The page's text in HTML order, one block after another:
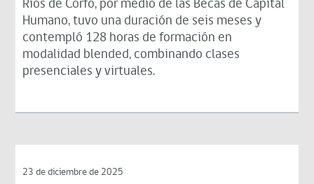
Ríos de Corfo, por medio de las Becas de Capital
Humano, tuvo una duración de seis meses y
contempló 128 horas de formación en
modalidad blended, combinando clases
presenciales y virtuales.
23 de diciembre de 2025